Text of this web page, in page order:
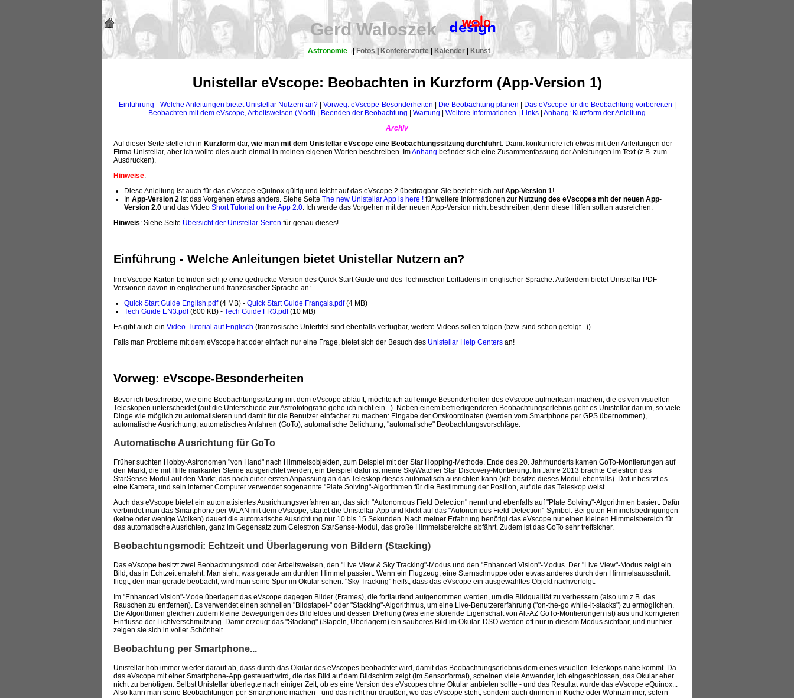
Gerd Waloszek
Astronomie |Fotos| Konferenzorte| Kalender| Kunst
Unistellar eVscope: Beobachten in Kurzform (App-Version 1)
Einführung - Welche Anleitungen bietet Unistellar Nutzern an?| Vorweg: eVscope-Besonderheiten Die Beobachtung planen Das eVscope für die Beobachtung vorbereiten
Beobachten mit dem eVscope, Arbeitsweisen (Modi)
Beenden der Beobachtung Wartung Weitere Informationen Links Anhang: Kurzform der Anleitung
Archiv
Auf dieser Seite stelle ich in Kurzform dar, wie man mit dem Unistellar eVscope eine Beobachtungssitzung durchführt. Damit konkurriere ich etwas mit den Anleitungen der
Firma Unistellar, aber ich wollte dies auch einmal in meinen eigenen Worten beschreiben. ImAnhang befindet sich eine Zusammenfassung der Anleitungen im Text (z.B. zum
Ausdrucken).
Hinweise:
Diese Anleitung ist auch für das eVscope eQuinox gültig und leicht auf das eVscope 2 übertragbar. Sie bezieht sich aufApp-Version 1!
In App-Version 2 ist das Vorgehen etwas anders. Siehe Seite The new Unistellar App is here ! für weitere Informationen zur Nutzung des eVscopes mit der neuen App-
Version 2.0 und das Video Short Tutorial on the App 2.0. Ich werde das Vorgehen mit der neuen App-Version nicht beschreiben, denn diese Hilfen sollten ausreichen.
Hinweis: Siehe Seite Übersicht der Unistellar-Seiten für genau dieses!
Einführung - Welche Anleitungen bietet Unistellar Nutzern an?
Im eVscope-Karton befinden sich je eine gedruckte Version des Quick Start Guide und des Technischen Leitfadens in englischer Sprache. Außerdem bietet Unistellar PDF-
Versionen davon in englischer und französischer Sprache an:
Quick Start Guide English.pdf(4 MB) - Quick Start Guide Français.pdf(4 MB)
Tech Guide EN3.pdf(600 KB) - Tech Guide FR3.pdf(10 MB)
Es gibt auch ein Video-Tutorial auf Englisch (französische Untertitel sind ebenfalls verfügbar, weitere Videos sollen folgen (bzw. sind schon gefolgt...)).
Falls man Probleme mit dem eVscope hat oder einfach nur eine Frage, bietet sich der Besuch des Unistellar Help Centers an!
Vorweg: eVscope-Besonderheiten
Bevor ich beschreibe, wie eine Beobachtungssitzung mit dem eVscope abläuft, möchte ich auf einige Besonderheiten des eVscope aufmerksam machen, die es von visuellen
Teleskopen unterscheidet (auf die Unterschiede zur Astrofotografie gehe ich nicht ein...). Neben einem befriedigenderen Beobachtungserlebnis geht es Unistellar darum, so viele
Dinge wie möglich zu automatisieren und damit für die Benutzer einfacher zu machen: Eingabe der Ortskoordinaten (werden vom Smartphone per GPS übernommen),
automatische Ausrichtung, automatisches Anfahren (GoTo), automatische Belichtung, "automatische" Beobachtungsvorschläge.
Automatische Ausrichtung für GoTo
Früher suchten Hobby-Astronomen "von Hand" nach Himmelsobjekten, zum Beispiel mit der Star Hopping-Methode. Ende des 20. Jahrhunderts kamen GoTo-Montierungen auf
den Markt, die mit Hilfe markanter Sterne ausgerichtet werden; ein Beispiel dafür ist meine SkyWatcher Star Discovery-Montierung. Im Jahre 2013 brachte Celestron das
StarSense-Modul auf den Markt, das nach einer ersten Anpassung an das Teleskop dieses automatisch ausrichten kann (ich besitze dieses Modul ebenfalls). Dafür besitzt es
eine Kamera, und sein interner Computer verwendet sogenannte "Plate Solving"-Algorithmen für die Bestimmung der Position, auf die das Teleskop weist.
Auch das eVscope bietet ein automatisiertes Ausrichtungsverfahren an, das sich "Autonomous Field Detection" nennt und ebenfalls auf "Plate Solving"-Algorithmen basiert. Dafür
verbindet man das Smartphone per WLAN mit dem eVscope, startet die Unistellar-App und klickt auf das "Autonomous Field Detection"-Symbol. Bei guten Himmelsbedingungen
(keine oder wenige Wolken) dauert die automatische Ausrichtung nur 10 bis 15 Sekunden. Nach meiner Erfahrung benötigt das eVscope nur einen kleinen Himmelsbereich für
das automatische Ausrichten, ganz im Gegensatz zum Celestron StarSense-Modul, das große Himmelsbereiche abfährt. Zudem ist das GoTo sehr treffsicher.
Beobachtungsmodi: Echtzeit und Überlagerung von Bildern (Stacking)
Das eVscope besitzt zwei Beobachtungsmodi oder Arbeitsweisen, den "Live View & Sky Tracking"-Modus und den "Enhanced Vision"-Modus. Der "Live View"-Modus zeigt ein
Bild, das in Echtzeit entsteht. Man sieht, was gerade am dunklen Himmel passiert. Wenn ein Flugzeug, eine Sternschnuppe oder etwas anderes durch den Himmelsausschnitt
fliegt, den man gerade beobacht, wird man seine Spur im Okular sehen. "Sky Tracking" heißt, dass das eVscope ein ausgewähltes Objekt nachverfolgt.
Im "Enhanced Vision"-Mode überlagert das eVscope dagegen Bilder (Frames), die fortlaufend aufgenommen werden, um die Bildqualität zu verbessern (also um z.B. das
Rauschen zu entfernen). Es verwendet einen schnellen "Bildstapel-" oder "Stacking"-Algorithmus, um eine Live-Benutzererfahrung ("on-the-go while-it-stacks") zu ermöglichen.
Die Algorithmen gleichen zudem kleine Bewegungen des Bildfeldes und dessen Drehung (was eine störende Eigenschaft von Alt-AZ GoTo-Montierungen ist) aus und korrigieren
Einflüsse der Lichtverschmutzung. Damit erzeugt das "Stacking" (Stapeln, Überlagern) ein sauberes Bild im Okular. DSO werden oft nur in diesem Modus sichtbar, und nur hier
zeigen sie sich in voller Schönheit.
Beobachtung per Smartphone...
Unistellar hob immer wieder darauf ab, dass durch das Okular des eVscopes beobachtet wird, damit das Beobachtungserlebnis dem eines visuellen Teleskops nahe kommt. Da
das eVscope mit einer Smartphone-App gesteuert wird, die das Bild auf dem Bildschirm zeigt (im Sensorformat), scheinen viele Anwender, ich eingeschlossen, das Okular eher
nicht zu benötigen. Selbst Unistellar überlegte nach einiger Zeit, ob es eine Version des eVscopes ohne Okular anbieten sollte - und das Resultat wurde das eVscope eQuinox...
Also kann man seine Beobachtungen per Smartphone machen - und das nicht nur draußen, wo das eVscope steht, sondern auch drinnen in Küche oder Wohnzimmer, sofern